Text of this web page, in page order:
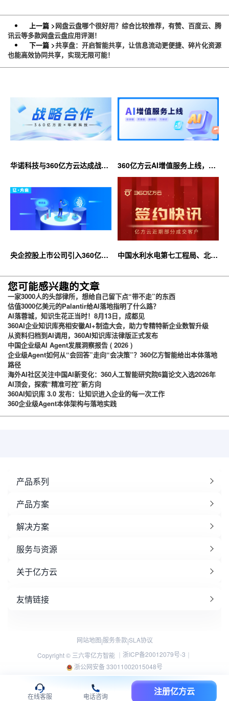
上一篇 >网盘云盘哪个很好用？综合比较推荐，有赞、百度云、腾
讯云等多款网盘云盘应用评测！
下一篇 >共享盘：开启智能共享，让信息流动更便捷、碎片化资源
也能高效协同共享，实现无限可能！
华诺科技与360亿方云达成战略
360亿方云AI增值服务上线，超
大限时优惠等你来！
央企控股上市公司引入360亿方
台
中国水利水电第七工程局、北京
您可能感兴趣的文章
一家3000人的头部律所，想给自己留下点“带不走”的东西
估值3000亿美元的Palantir给AI落地指明了什么路？
AI落蓉城，知识生花正当时！8月13日，成都见
360AI企业知识库亮相安徽AI+制造大会，助力专精特新企业数智升级
从资料归档到AI调用，360AI知识库法律版正式发布
中国企业级AI Agent发展洞察报告 ( 2026 )
企业级Agent如何从“会回答”走向“会决策”？360亿方智能给出本体落地
路径
海外AI社区关注中国AI新变化：360人工智能研究院6篇论文入选2026年
AI顶会，探索“精准可控”新方向
360AI知识库 3.0 发布：让知识进入企业的每一次工作
360企业级Agent本体架构与落地实践
产品系列
产品方案
解决方案
服务与资源
关于亿方云
友情链接
网站地图|服务条款|SLA协议
Copyright © 三六零亿方智能 ｜ 浙ICP备20012079号-3 ｜
浙公网安备 33011002015048号
在线客服 电话咨询
注册亿方云